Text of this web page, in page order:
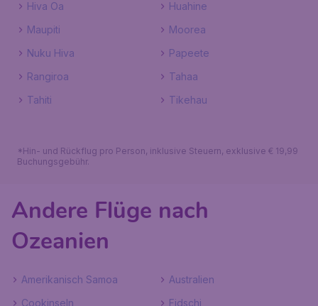
Hiva Oa
Huahine
Maupiti
Moorea
Nuku Hiva
Papeete
Rangiroa
Tahaa
Tahiti
Tikehau
*Hin- und Rückflug pro Person, inklusive Steuern, exklusive € 19,99
Buchungsgebühr.
Andere Flüge nach
Ozeanien
Amerikanisch Samoa
Australien
Cookinseln
Fidschi